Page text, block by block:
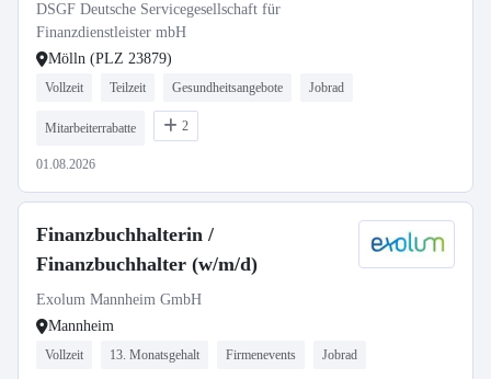
DSGF Deutsche Servicegesellschaft für
Finanzdienstleister mbH
Mölln (PLZ 23879)
Vollzeit Teilzeit Gesundheitsangebote Jobrad
Mitarbeiterrabatte 2
01.08.2026
Finanzbuchhalterin /
Finanzbuchhalter (w/m/d)
Exolum Mannheim GmbH
Mannheim
Vollzeit 13. Monatsgehalt Firmenevents Jobrad